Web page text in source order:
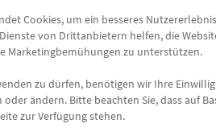
Cookies, um ein besseres
von Drittanbietern helfen, die
Marketingbemühungen zu unterstützen.
zu dürfen, benötigen wir Ihre
ändern. Bitte beachten Sie, dass auf
zur Verfügung stehen.